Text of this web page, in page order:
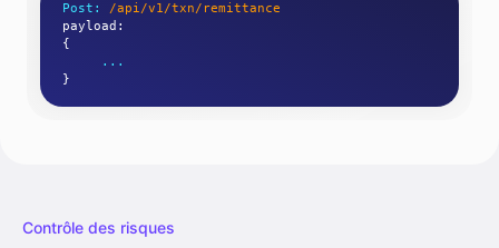
Post:
/api/v1/txn/remittance
payload :
{
...
}
Contrôle des risques